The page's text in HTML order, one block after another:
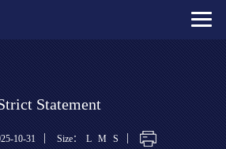
Statement
10-31 | Size： L M S |